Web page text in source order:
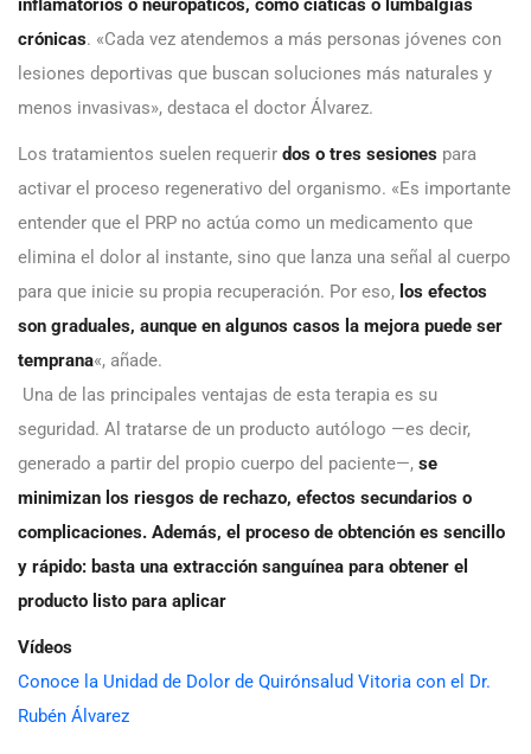
inflamatorios o neuropáticos, como ciáticas o lumbalgias
crónicas. «Cada vez atendemos a más personas jóvenes con
lesiones deportivas que buscan soluciones más naturales y
menos invasivas», destaca el doctor Álvarez.
Los tratamientos suelen requerir dos o tres sesiones para
activar el proceso regenerativo del organismo. «Es importante
entender que el PRP no actúa como un medicamento que
elimina el dolor al instante, sino que lanza una señal al cuerpo
para que inicie su propia recuperación. Por eso, los efectos
son graduales, aunque en algunos casos la mejora puede ser
temprana«, añade.
Una de las principales ventajas de esta terapia es su
seguridad. Al tratarse de un producto autólogo —es decir,
generado a partir del propio cuerpo del paciente—, se
minimizan los riesgos de rechazo, efectos secundarios o
complicaciones. Además, el proceso de obtención es sencillo
y rápido: basta una extracción sanguínea para obtener el
producto listo para aplicar
Vídeos
Conoce la Unidad de Dolor de Quirónsalud Vitoria con el Dr.
Rubén Álvarez